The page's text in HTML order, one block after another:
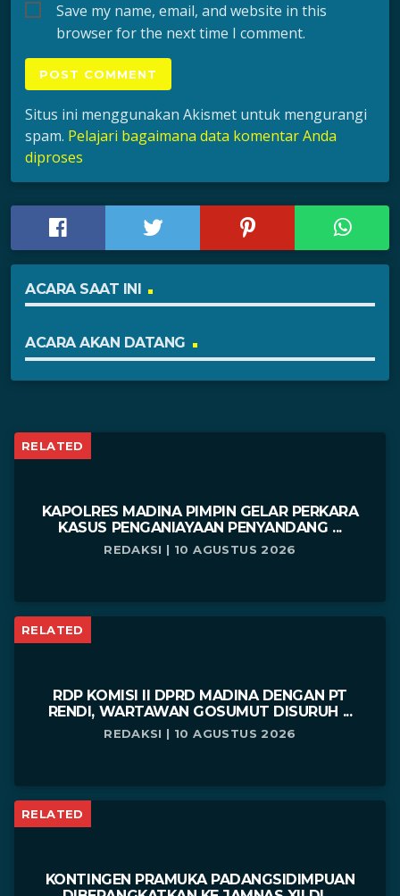
Save my name, email, and website in this
browser for the next time I comment.
Situs ini menggunakan Akismet untuk mengurangi
spam. Pelajari bagaimana data komentar Anda
diproses
ACARA SAAT INI
ACARA AKAN DATANG
RELATED
KAPOLRES MADINA PIMPIN GELAR PERKARA
KASUS PENGANIAYAAN PENYANDANG ...
REDAKSI | 10 AGUSTUS 2026
RELATED
RDP KOMISI II DPRD MADINA DENGAN PT
RENDI, WARTAWAN GOSUMUT DISURUH ...
REDAKSI | 10 AGUSTUS 2026
RELATED
KONTINGEN PRAMUKA PADANGSIDIMPUAN